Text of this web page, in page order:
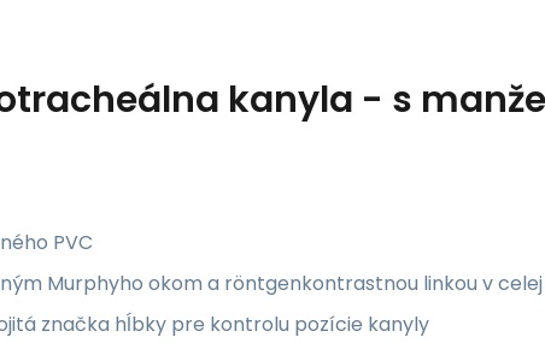
kanyla - s
PVC
Murphyho okom a röntgenkontrastnou linkou v
značka hĺbky pre kontrolu pozície kanyly